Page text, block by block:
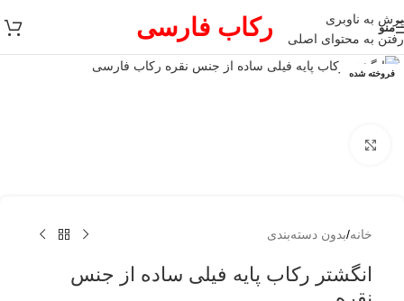
پرش به ناوبری
رفتن به محتوای اصلی
منو رکاب فارسی
فروخته شده
خانه/بدون دسته‌بندی
انگشتر رکاب پایه فیلی ساده از جنس